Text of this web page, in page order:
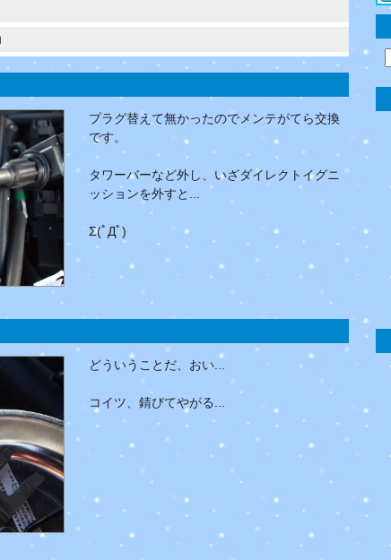
プラグ替えて無かったのでメンテがてら交換
です。
タワーバーなど外し、いざダイレクトイグニ
ッションを外すと...
Σ(ﾟДﾟ)
どういうことだ、おい...
コイツ、錆びてやがる...